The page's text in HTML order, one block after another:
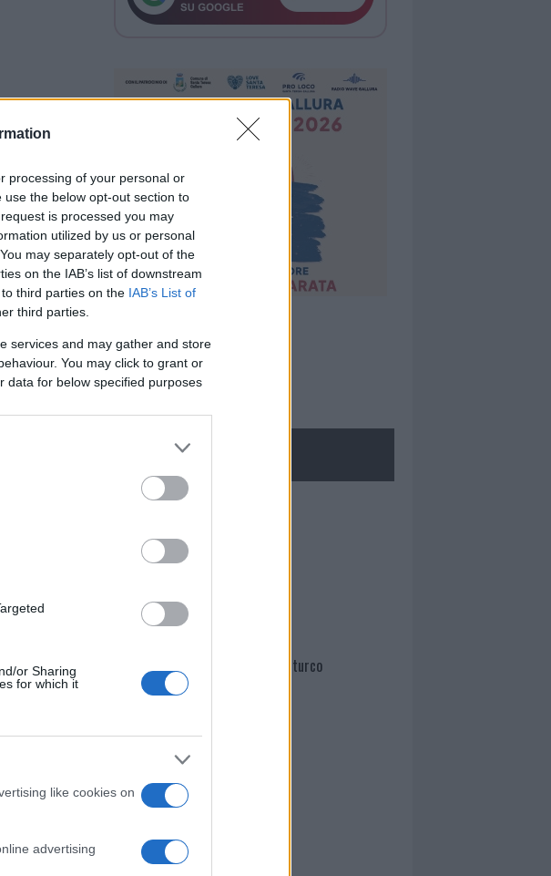
processing of your personal or
the below opt-out section to
is processed you may
utilized by us or personal
may separately opt-out of the
on the IAB’s list of downstream
third parties on the IAB’s List of
third parties.
services and may gather and store
You may click to grant or
data for below specified purposes
or Sharing
for which it
like cookies on
advertising
NECROLOGIE
Martina Agostina Diturco
I nostri cari